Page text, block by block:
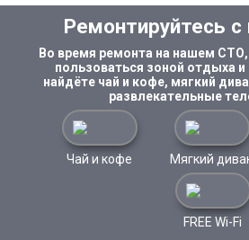
Ремонтируйтесь
Во время ремонта на нашем
пользоваться зоной отдыха
найдёте чай и кофе, мягкий
развлекательные
Чай и кофе Мягкий
FREE Wi-Fi